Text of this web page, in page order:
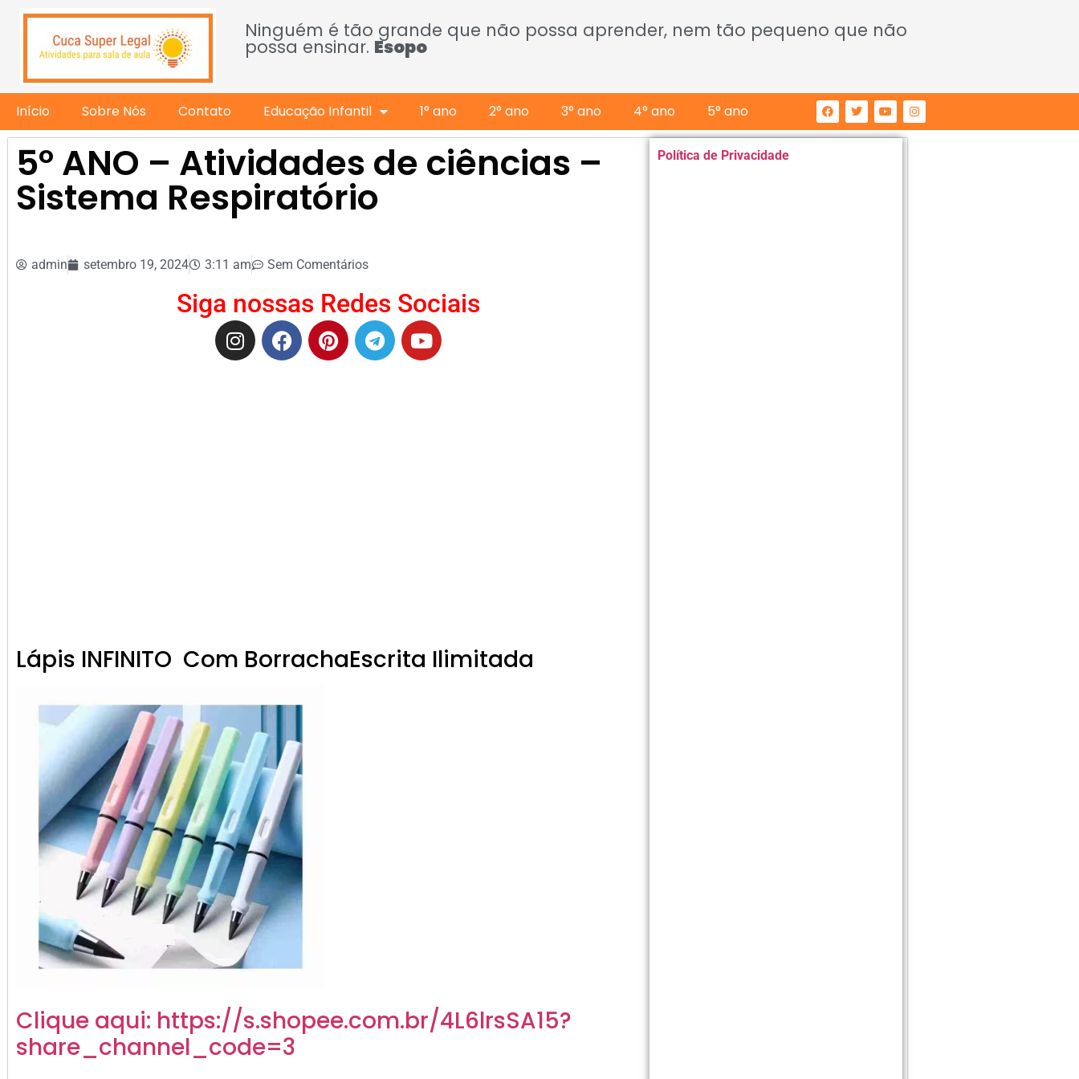
Ninguém é tão grande que não possa aprender, nem tão pequeno que não
possa ensinar. Esopo
Início Sobre Nós Contato Educação Infantil 1° ano 2° ano 3° ano 4° ano 5° ano
5º ANO – Atividades de ciências –
Sistema Respiratório
admin setembro 19, 2024 3:11 am Sem Comentários
Siga nossas Redes Sociais
Lápis INFINITO Com BorrachaEscrita Ilimitada
Clique aqui: https://s.shopee.com.br/4L6lrsSA15?
share_channel_code=3
Política de Privacidade